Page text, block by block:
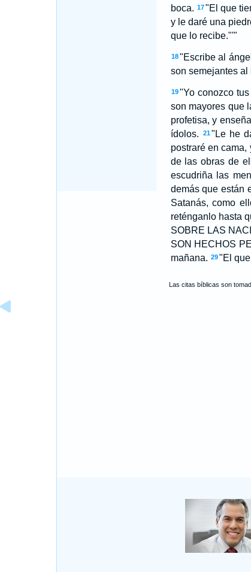
boca. 17"El que
y le daré una
que lo recibe."'"
18 "Escribe al
son semejantes al
19 "Yo conozco
son mayores que
profetisa, y
ídolos.
21"Le he
postraré en
de las obras de
escudriña las
demás que están
Satanás, como
reténganlo hasta
SOBRE LAS
SON HECHOS
mañana. 29 "El
Las citas bíblicas son